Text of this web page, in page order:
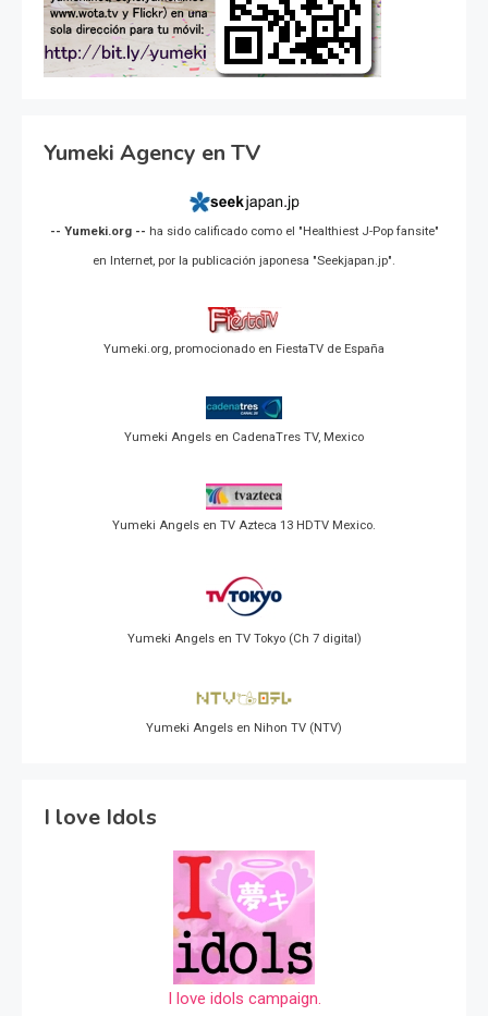
Yumeki Agency en TV
-- Yumeki.org -- ha sido calificado como el "Healthiest J-Pop fansite"
en Internet, por la publicación japonesa "Seekjapan.jp".
Yumeki.org, promocionado en FiestaTV de España
Yumeki Angels en CadenaTres TV, Mexico
Yumeki Angels en TV Azteca 13 HDTV Mexico.
Yumeki Angels en TV Tokyo (Ch 7 digital)
Yumeki Angels en Nihon TV (NTV)
I love Idols
I love idols campaign.